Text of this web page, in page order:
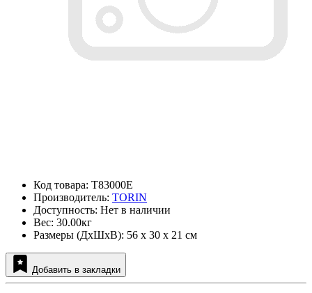
Код товара: T83000E
Производитель: TORIN
Доступность: Нет в наличии
Вес: 30.00кг
Размеры (ДxШxВ): 56 x 30 x 21 см
Добавить в закладки